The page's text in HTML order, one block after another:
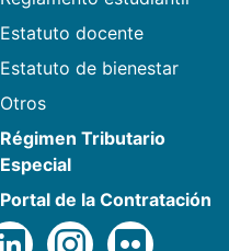
Estatuto docente
Estatuto de bienestar
Otros
Régimen Tributario
Especial
Portal de la Contratación